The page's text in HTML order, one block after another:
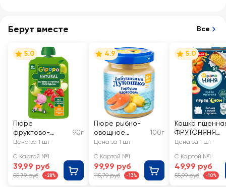
Берут вместе Все
5.0
Пюре
фруктово-
ягодное
клубника и
красная
смородина, с 6
90г
Цена за 1 шт
С Картой №1
39,99 руб
55,79 руб -28%
4.9
Пюре рыбно-
овощное
БАБУШКИНО
Горбуша с
картофелем, с
8 месяцев
100г
Цена за 1 шт
С Картой №1
99,99 руб
115,79 руб -13%
5.0
Кашка
ФРУТОНЯНЯ
молочная, с
персиком, с 6
месяцев
Цена за 1 шт
С Картой №1
49,99 руб
55,99 руб -10%